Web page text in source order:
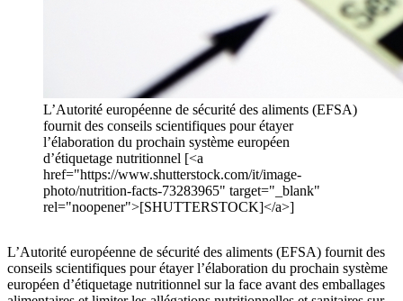
L’Autorité européenne de sécurité des aliments (EFSA)
fournit des conseils scientifiques pour étayer
l’élaboration du prochain système européen
d’étiquetage nutritionnel [<a
href="https://www.shutterstock.com/it/image-
photo/nutrition-facts-73283965" target="_blank"
rel="noopener">[SHUTTERSTOCK]</a>]
L’Autorité européenne de sécurité des aliments (EFSA) fournit des
conseils scientifiques pour étayer l’élaboration du prochain système
européen d’étiquetage nutritionnel sur la face avant des emballages